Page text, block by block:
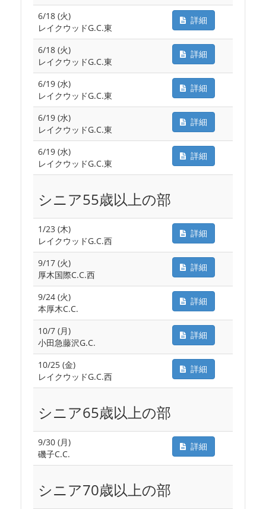
6/18 (火)
レイクウッドG.C.東
詳細
6/18 (火)
レイクウッドG.C.東
詳細
6/19 (水)
レイクウッドG.C.東
詳細
6/19 (水)
レイクウッドG.C.東
詳細
6/19 (水)
レイクウッドG.C.東
詳細
シニア55歳以上の部
1/23 (木)
レイクウッドG.C.西
詳細
9/17 (火)
厚木国際C.C.西
詳細
9/24 (火)
本厚木C.C.
詳細
10/7 (月)
小田急藤沢G.C.
詳細
10/25 (金)
レイクウッドG.C.西
詳細
シニア65歳以上の部
9/30 (月)
磯子C.C.
詳細
シニア70歳以上の部